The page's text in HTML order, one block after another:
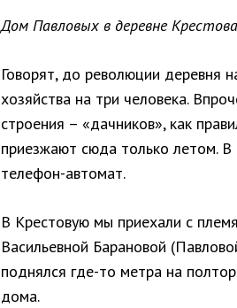
Дом Павловых в деревне
Говорят, до революции деревня
хозяйства на три человека.
строения – «дачников», как
приезжают сюда только летом. В
телефон-автомат.
В Крестовую мы приехали с
Васильевной Барановой
поднялся где-то метра на
дома.